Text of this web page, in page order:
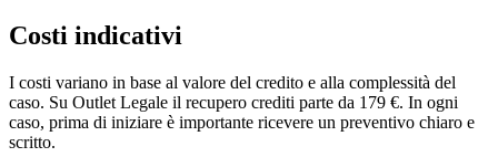
Costi indicativi
I costi variano in base al valore del credito e alla complessità del
caso. Su Outlet Legale il recupero crediti parte da 179 €. In ogni
caso, prima di iniziare è importante ricevere un preventivo chiaro e
scritto.